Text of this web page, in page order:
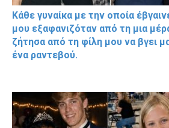
Κάθε γυναίκα με την οποία
μου εξαφανιζόταν από τη μια
ζήτησα από τη φίλη μου να βγει
ένα ραντεβού.